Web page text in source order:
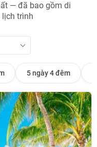
— đã bao gồm di
lịch trình
5 ngày 4 đêm
TƯ VẤN NGAY
ƯU ĐÃI NGAY